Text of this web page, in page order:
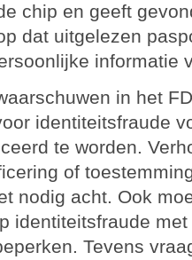
chip en geeft
dat uitgelezen
informatie
in het
identiteitsfraude
te worden.
of
nodig acht. Ook
identiteitsfraude
Tevens